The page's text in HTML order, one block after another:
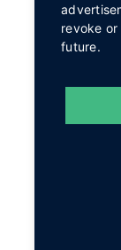
revoke
future.